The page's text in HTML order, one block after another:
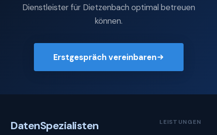
Dienstleister für Dietzenbach optimal betreuen
können.
Erstgespräch vereinbaren
DatenSpezialisten LEISTUNGEN